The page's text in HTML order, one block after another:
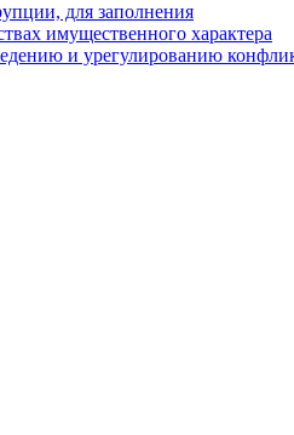
для заполнения
имущественного характера
и урегулированию